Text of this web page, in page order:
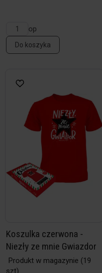
op
Do koszyka
Koszulka czerwona -
Niezły ze mnie Gwiazdor
Produkt w magazynie (19
szt)